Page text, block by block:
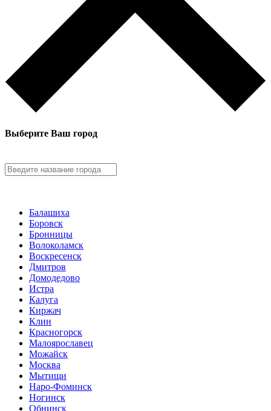
Выберите Ваш город
Балашиха
Боровск
Бронницы
Волоколамск
Воскресенск
Дмитров
Домодедово
Истра
Калуга
Киржач
Клин
Красногорск
Малоярославец
Можайск
Москва
Мытищи
Наро-Фоминск
Ногинск
Обнинск